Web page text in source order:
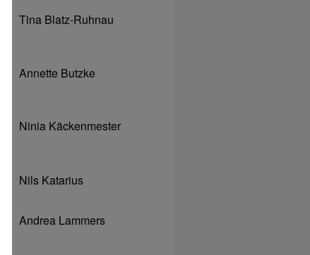
Tina Blatz-Ruhnau
Annette Butzke
Ninia Käckenmester
Nils Katarius
Andrea Lammers